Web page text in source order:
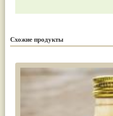
Схожие продукты